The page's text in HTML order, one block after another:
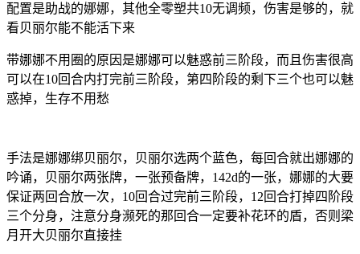
配置是助战的娜娜，其他全零塑共10无调频，伤害是够的，就
看贝丽尔能不能活下来
带娜娜不用圈的原因是娜娜可以魅惑前三阶段，而且伤害很高
可以在10回合内打完前三阶段，第四阶段的剩下三个也可以魅
惑掉，生存不用愁
手法是娜娜绑贝丽尔，贝丽尔选两个蓝色，每回合就出娜娜的
吟诵，贝丽尔两张牌，一张预备牌，142d的一张，娜娜的大要
保证两回合放一次，10回合过完前三阶段，12回合打掉四阶段
三个分身，注意分身濒死的那回合一定要补花环的盾，否则梁
月开大贝丽尔直接挂